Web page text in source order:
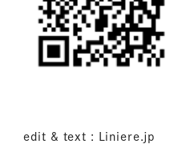
edit & text : Liniere.jp